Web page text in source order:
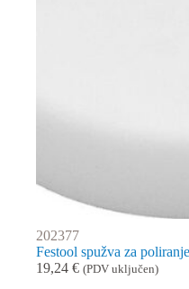
202377
Festool spužva za
19,24 € (PDV uključen)